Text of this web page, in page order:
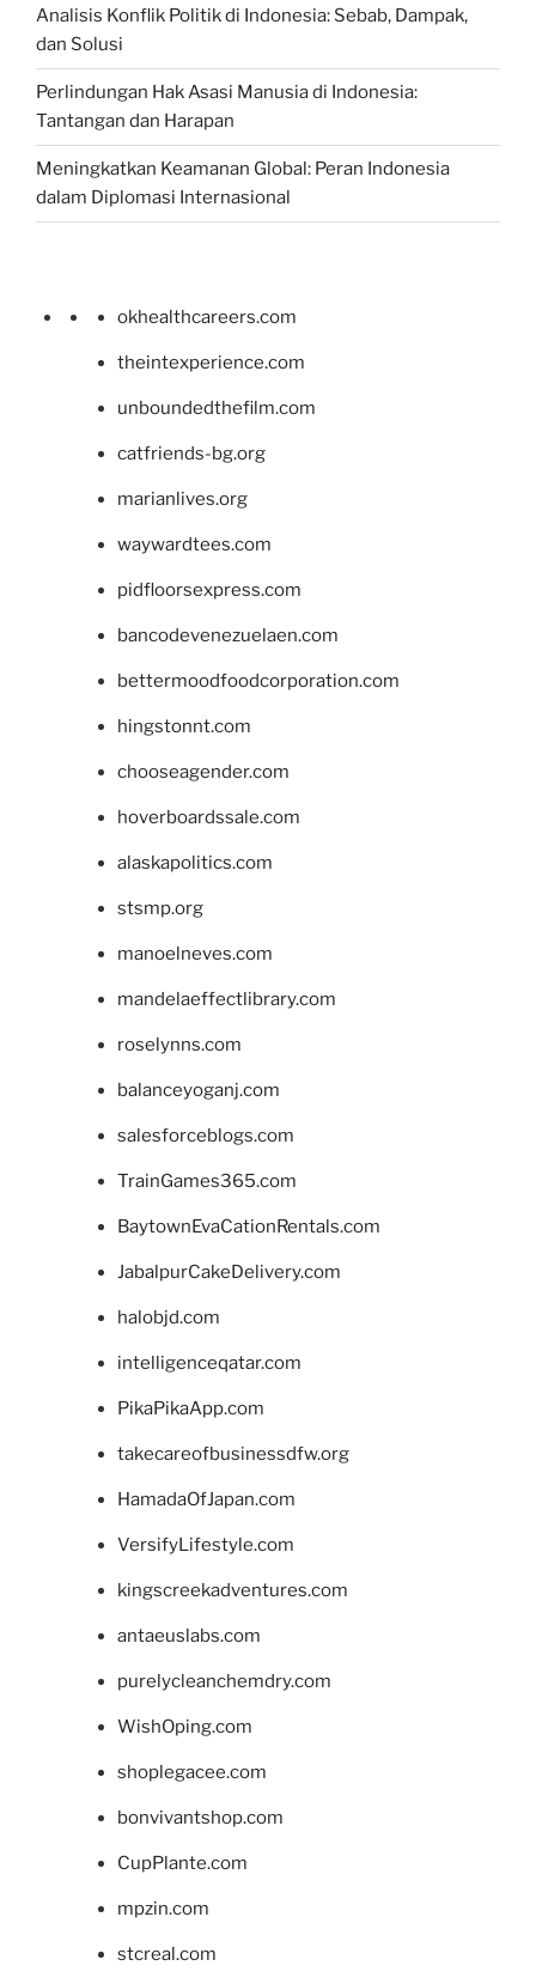
Analisis Konflik Politik di Indonesia: Sebab, Dampak,
dan Solusi
Perlindungan Hak Asasi Manusia di Indonesia:
Tantangan dan Harapan
Meningkatkan Keamanan Global: Peran Indonesia
dalam Diplomasi Internasional
okhealthcareers.com
theintexperience.com
unboundedthefilm.com
catfriends-bg.org
marianlives.org
waywardtees.com
pidfloorsexpress.com
bancodevenezuelaen.com
bettermoodfoodcorporation.com
hingstonnt.com
chooseagender.com
hoverboardssale.com
alaskapolitics.com
stsmp.org
manoelneves.com
mandelaeffectlibrary.com
roselynns.com
balanceyoganj.com
salesforceblogs.com
TrainGames365.com
BaytownEvaCationRentals.com
JabalpurCakeDelivery.com
halobjd.com
intelligenceqatar.com
PikaPikaApp.com
takecareofbusinessdfw.org
HamadaOfJapan.com
VersifyLifestyle.com
kingscreekadventures.com
antaeuslabs.com
purelycleanchemdry.com
WishOping.com
shoplegacee.com
bonvivantshop.com
CupPlante.com
mpzin.com
stcreal.com